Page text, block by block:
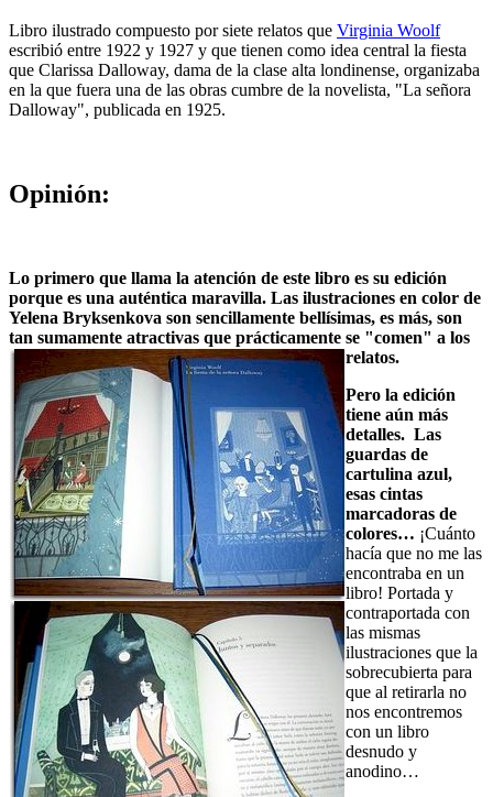
Libro ilustrado compuesto por siete relatos que Virginia Woolf
escribió entre 1922 y 1927 y que tienen como idea central la fiesta
que Clarissa Dalloway, dama de la clase alta londinense, organizaba
en la que fuera una de las obras cumbre de la novelista, "La señora
Dalloway", publicada en 1925.
Opinión:
Lo primero que llama la atención de este libro es su edición
porque es una auténtica maravilla. Las ilustraciones en color de
Yelena Bryksenkova son sencillamente bellísimas, es más, son
tan sumamente atractivas que prácticamente se "comen" a los
relatos.
Pero la edición
tiene aún más
detalles. Las
guardas de
cartulina azul,
esas cintas
marcadoras de
colores… ¡Cuánto
hacía que no me las
encontraba en un
libro! Portada y
contraportada con
las mismas
ilustraciones que la
sobrecubierta para
que al retirarla no
nos encontremos
con un libro
desnudo y
anodino…